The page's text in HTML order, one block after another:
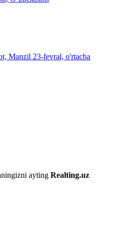
Manzil 23-fevral, o'rtacha
ayting Realting.uz